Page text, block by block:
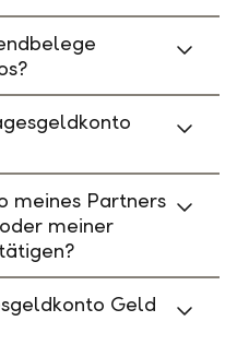
meines Partners
meiner
Geld